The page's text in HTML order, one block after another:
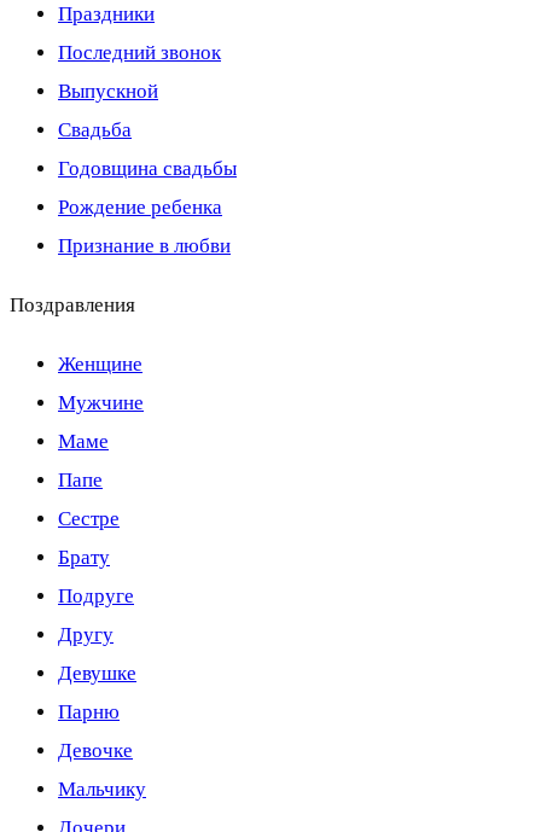
Праздники
Последний звонок
Выпускной
Свадьба
Годовщина свадьбы
Рождение ребенка
Признание в любви
Поздравления
Женщине
Мужчине
Маме
Папе
Сестре
Брату
Подруге
Другу
Девушке
Парню
Девочке
Мальчику
Дочери